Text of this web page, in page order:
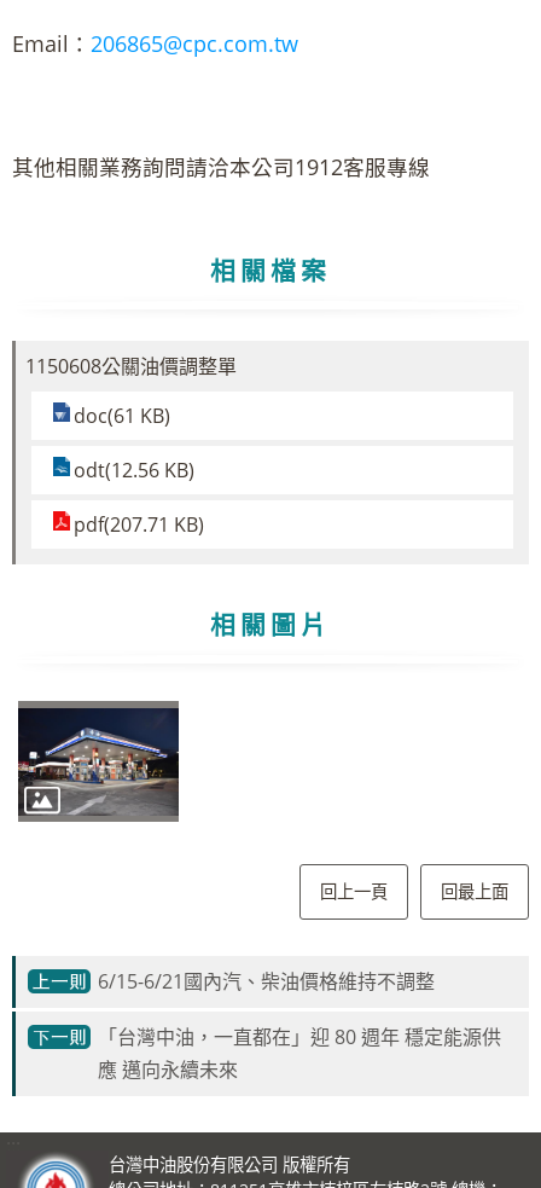
Email： 206865@cpc.com.tw
其他相關業務詢問請洽本公司1912客服專線
相關檔案
1150608公關油價調整單
doc(61 KB)
odt(12.56 KB)
pdf(207.71 KB)
相關圖片
回上一頁 回最上面
6/15-6/21國內汽、柴油價格維持不調整
「台灣中油，一直都在」迎 80 週年 穩定能源供
應 邁向永續未來
台灣中油股份有限公司 版權所有